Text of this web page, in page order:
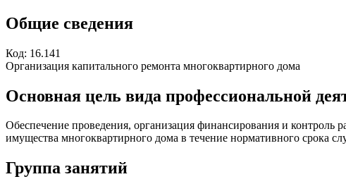
Общие сведения
Код: 16.141
Организация капитального ремонта многоквартирного дома
Основная цель вида профессиональной
Обеспечение проведения, организация финансирования и
имущества многоквартирного дома в течение нормативного срока
Группа занятий